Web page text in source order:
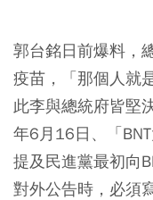
郭台銘日前爆料，
疫苗，「那個人就
此李與總統府皆堅
年6月16日、「
提及民進黨最初向
對外公告時，必須